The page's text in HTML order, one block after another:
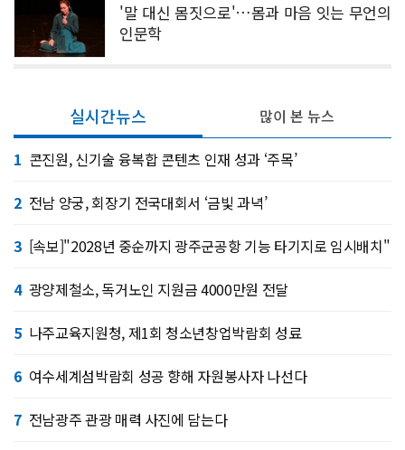
'말 대신 몸짓으로'…몸과 마음 잇는 무언의
인문학
실시간뉴스
1 콘진원, 신기술 융복합 콘텐츠 인재 성과 ‘주목’
2 전남 양궁, 회장기 전국대회서 ‘금빛 과녁’
3 [속보]"2028년 중순까지 광주군공항 기능 타기지로 임시배치"
4 광양제철소, 독거노인 지원금 4000만원 전달
5 나주교육지원청, 제1회 청소년창업박람회 성료
6 여수세계섬박람회 성공 향해 자원봉사자 나선다
7 전남광주 관광 매력 사진에 담는다
많이 본 뉴스